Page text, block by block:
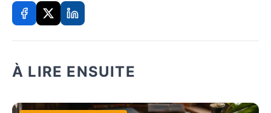
À LIRE ENSUITE